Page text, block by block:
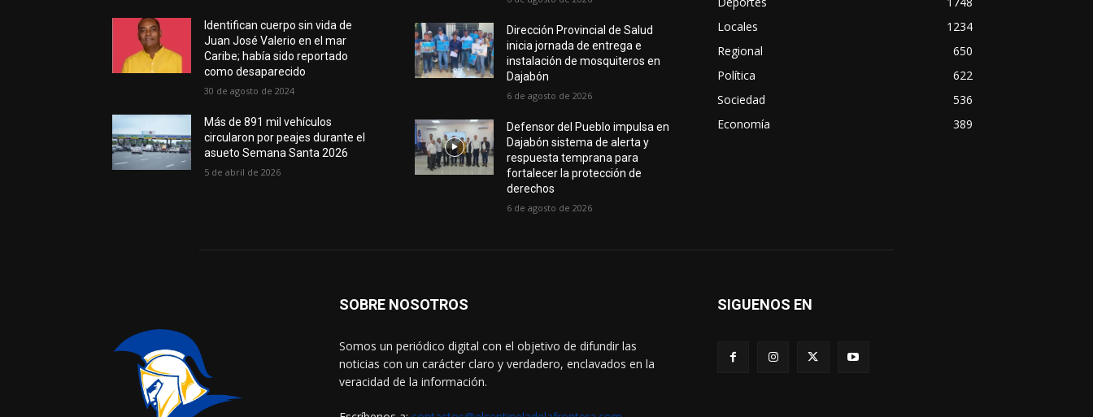
Identifican cuerpo sin vida de
Juan José Valerio en el mar
Caribe; había sido reportado
como desaparecido
30 de agosto de 2024
Más de 891 mil vehículos
circularon por peajes durante el
asueto Semana Santa 2026
5 de abril de 2026
Dirección Provincial de Salud
inicia jornada de entrega e
instalación de mosquiteros en
Dajabón
6 de agosto de 2026
Defensor del Pueblo impulsa en
Dajabón sistema de alerta y
respuesta temprana para
fortalecer la protección de
derechos
6 de agosto de 2026
Locales
1234
Regional
650
Política
622
Sociedad
536
Economía
389
SOBRE NOSOTROS
Somos un periódico digital con el objetivo de difundir las
noticias con un carácter claro y verdadero, enclavados en la
veracidad de la información.
SIGUENOS EN